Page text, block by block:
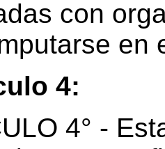
con
en
4:
4° -